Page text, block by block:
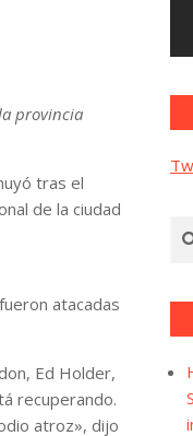
provincia
tras el
de la ciudad
atacadas
Ed Holder,
recuperando.
atroz», dijo